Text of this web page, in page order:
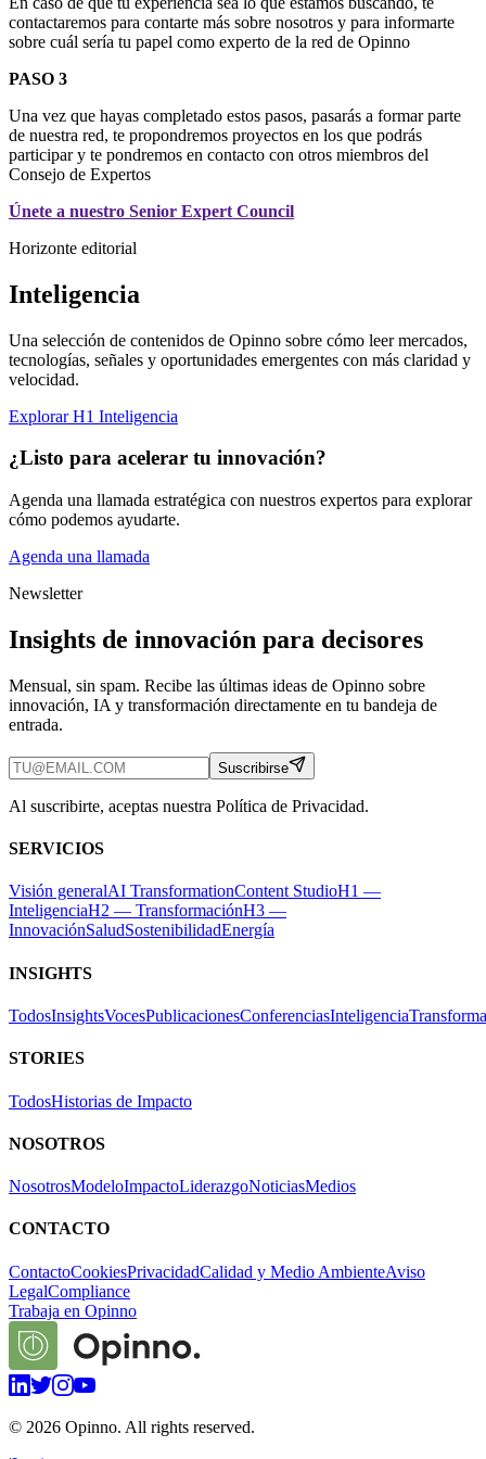
contactaremos para contarte más sobre nosotros y para informarte
sobre cuál sería tu papel como experto de la red de Opinno
PASO 3
Una vez que hayas completado estos pasos, pasarás a formar parte
de nuestra red, te propondremos proyectos en los que podrás
participar y te pondremos en contacto con otros miembros del
Consejo de Expertos
Únete a nuestro Senior Expert Council
Horizonte editorial
Inteligencia
Una selección de contenidos de Opinno sobre cómo leer mercados,
tecnologías, señales y oportunidades emergentes con más claridad y
velocidad.
Explorar H1 Inteligencia
¿Listo para acelerar tu innovación?
Agenda una llamada estratégica con nuestros expertos para explorar
cómo podemos ayudarte.
Agenda una llamada
Newsletter
Insights de innovación para decisores
Mensual, sin spam. Recibe las últimas ideas de Opinno sobre
innovación, IA y transformación directamente en tu bandeja de
entrada.
Suscribirse
Al suscribirte, aceptas nuestra Política de Privacidad.
SERVICIOS
Visión generalAI TransformationContent StudioH1 —
InteligenciaH2 — TransformaciónH3 —
InnovaciónSaludSostenibilidadEnergía
INSIGHTS
TodosInsightsVocesPublicacionesConferenciasInteligencia
STORIES
TodosHistorias de Impacto
NOSOTROS
NosotrosModeloImpactoLiderazgoNoticiasMedios
CONTACTO
ContactoCookiesPrivacidadCalidad y Medio AmbienteAviso
LegalCompliance
Trabaja en Opinno
© 2026 Opinno. All rights reserved.